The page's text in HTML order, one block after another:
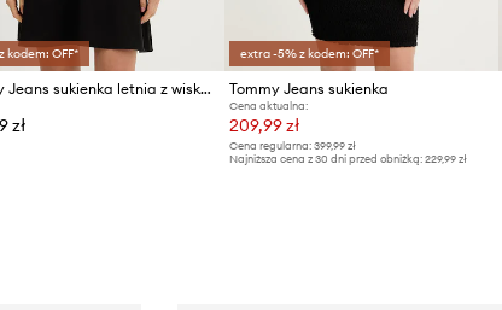
kodem: OFF*
Tommy Jeans sukienka letnia z wiskozy
zł
extra -5% z kodem: OFF*
Tommy Jeans sukienka
Cena aktualna:
209,99 zł
Cena regularna: 399,99 zł
Najniższa cena z 30 dni przed obniżką: 229,99 zł